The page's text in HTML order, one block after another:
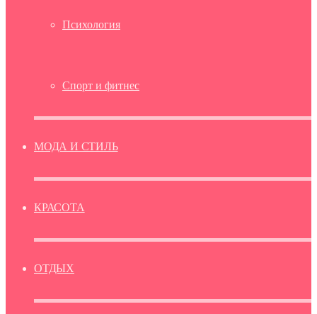
Психология
Спорт и фитнес
МОДА И СТИЛЬ
КРАСОТА
ОТДЫХ